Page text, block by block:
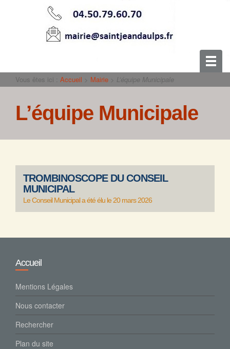
Vous êtes ici : Accueil > Mairie > L’équipe Municipale
L’équipe Municipale
TROMBINOSCOPE DU CONSEIL
MUNICIPAL
Le Conseil Municipal a été élu le 20 mars 2026
Accueil
Mentions Légales
Nous contacter
Rechercher
Plan du site